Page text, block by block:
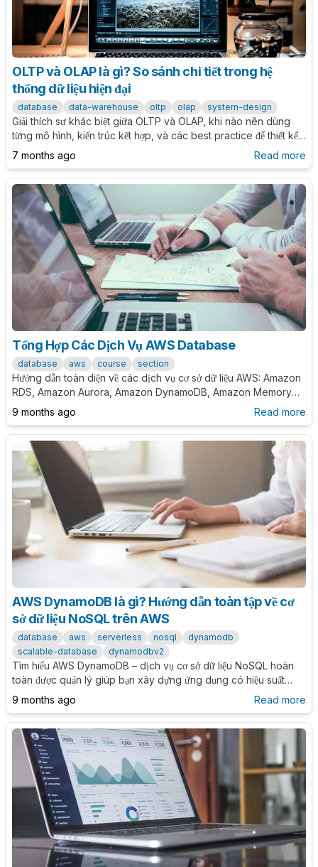
OLTP và OLAP là gì? So sánh chi tiết trong hệ
thống dữ liệu hiện đại
database data-warehouse oltp olap system-design
Giải thích sự khác biệt giữa OLTP và OLAP, khi nào nên dùng
từng mô hình, kiến trúc kết hợp, và các best practice để thiết kế
hệ thống dữ liệu tối ưu.
7 months ago Read more
Tổng Hợp Các Dịch Vụ AWS Database
database aws course section
Hướng dẫn toàn diện về các dịch vụ cơ sở dữ liệu AWS: Amazon
RDS, Amazon Aurora, Amazon DynamoDB, Amazon MemoryDB
for Redis và Amazon Neptune. So sánh chi tiết, decision guide,
kiến trúc mẫu, best practices và mẹo tối ưu chi phí.
9 months ago Read more
AWS DynamoDB là gì? Hướng dẫn toàn tập về cơ
sở dữ liệu NoSQL trên AWS
database aws serverless nosql
dynamodb
scalable-database
dynamodbv2
Tìm hiểu AWS DynamoDB – dịch vụ cơ sở dữ liệu NoSQL hoàn
toàn được quản lý giúp bạn xây dựng ứng dụng có hiệu suất
cao, khả năng mở rộng vô hạn và độ tin cậy cao trên AWS.
9 months ago Read more